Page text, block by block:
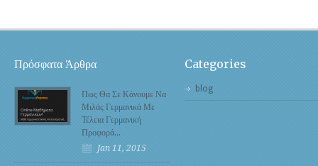
Πρόσφατα Άρθρα
Πως Θα Σε Κάνουμε Να
Μιλάς Γερμανικά Με
Τέλεια Γερμανική
Προφορά…
Jan 11, 2015
Categories
blog